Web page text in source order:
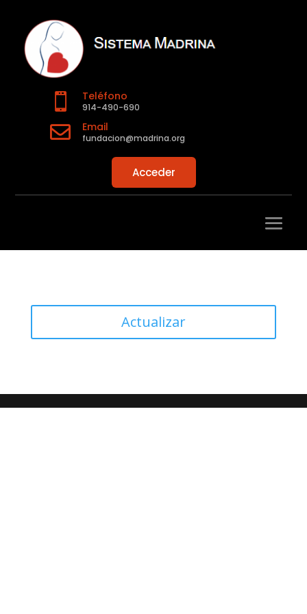
 Teléfono
914-490-690
 Email
fundacion@madrina.org
Acceder
Actualizar